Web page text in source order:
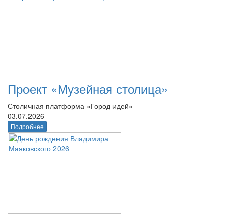
Проект «Музейная столица»
Столичная платформа «Город идей»
03.07.2026
Подробнее